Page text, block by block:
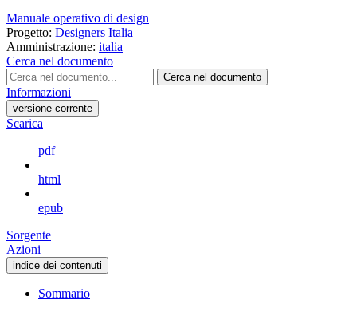
Manuale operativo di design
Progetto: Designers Italia
Amministrazione: italia
Cerca nel documento
Cerca nel documento
Informazioni
versione-corrente
Scarica
pdf
html
epub
Sorgente
Azioni
indice dei contenuti
Sommario